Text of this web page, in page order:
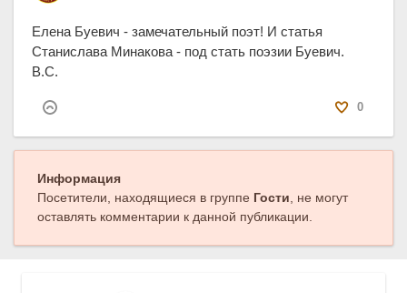
0
Елена Буевич - замечательный поэт! И статья
Станислава Минакова - под стать поэзии Буевич.
В.С.
Информация
Посетители, находящиеся в группе Гости, не могут
оставлять комментарии к данной публикации.